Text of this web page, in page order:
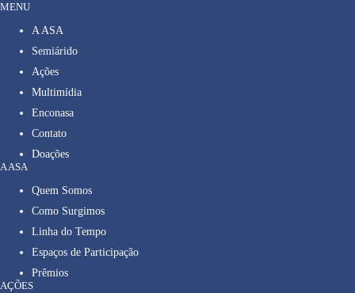
MENU
A ASA
Semiárido
Ações
Multimídia
Enconasa
Contato
Doações
A ASA
Quem Somos
Como Surgimos
Linha do Tempo
Espaços de Participação
Prêmios
AÇÕES